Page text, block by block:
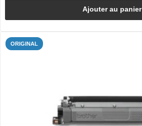
Ajouter au panier
ORIGINAL